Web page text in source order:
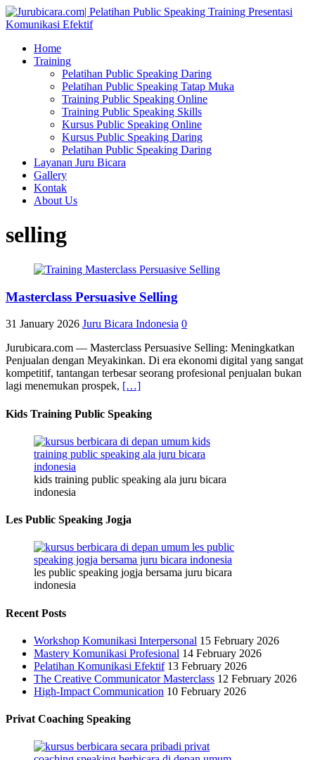
Home
Training
Pelatihan Public Speaking Daring
Pelatihan Public Speaking Tatap Muka
Training Public Speaking Online
Training Public Speaking Skills
Kursus Public Speaking Online
Kursus Public Speaking Daring
Pelatihan Public Speaking Daring
Layanan Juru Bicara
Gallery
Kontak
About Us
selling
Masterclass Persuasive Selling
31 January 2026 Juru Bicara Indonesia 0
Jurubicara.com — Masterclass Persuasive Selling: Meningkatkan
Penjualan dengan Meyakinkan. Di era ekonomi digital yang sangat
kompetitif, tantangan terbesar seorang profesional penjualan bukan
lagi menemukan prospek, […]
Kids Training Public Speaking
kids training public speaking ala juru bicara
indonesia
Les Public Speaking Jogja
les public speaking jogja bersama juru bicara
indonesia
Recent Posts
Workshop Komunikasi Interpersonal 15 February 2026
Mastery Komunikasi Profesional 14 February 2026
Pelatihan Komunikasi Efektif 13 February 2026
The Creative Communicator Masterclass 12 February 2026
High-Impact Communication 10 February 2026
Privat Coaching Speaking